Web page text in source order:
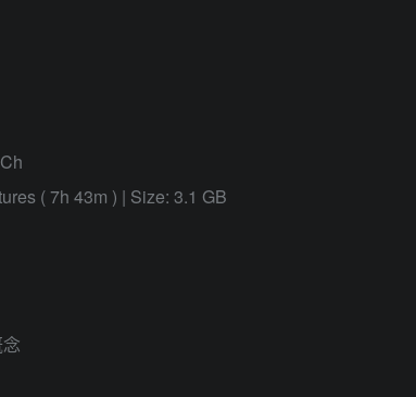
( 7h 43m ) | Size: 3.1 GB